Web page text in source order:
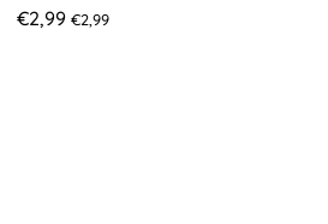
€2,99 €2,99